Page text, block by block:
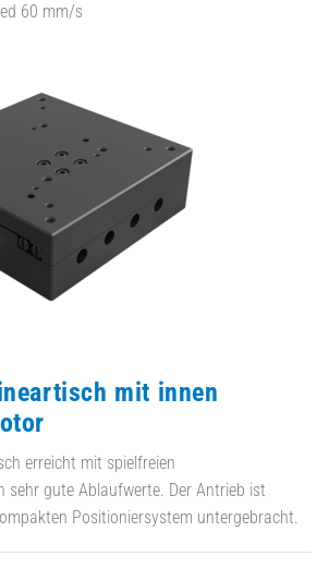
60 mm/s
mit innen
erreicht mit spielfreien
sehr gute Ablaufwerte. Der Antrieb ist
Positioniersystem untergebracht.